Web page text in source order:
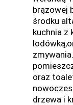
brązowej
środku
kuchnia z
oraz
drzewa i